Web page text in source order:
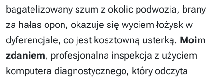
bagatelizowany szum z okolic podwozia, brany
za hałas opon, okazuje się wyciem łożysk w
dyferencjale, co jest kosztowną usterką. Moim
zdaniem, profesjonalna inspekcja z użyciem
komputera diagnostycznego, który odczyta